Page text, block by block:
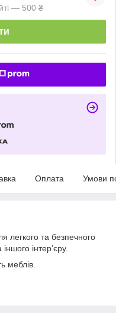
— 500 ₴
Оплата Умови
легкого та безпечного
інтер’єру.
меблів.